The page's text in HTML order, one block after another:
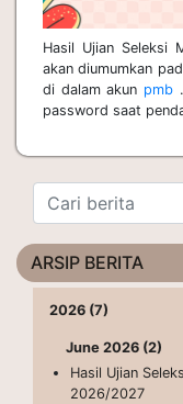
Hasil Ujian Seleksi
akan diumumkan
di dalam akun pmb
password saat
ARSIP BERITA
2026 (7)
June 2026 (2)
Hasil Ujian
2026/2027